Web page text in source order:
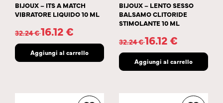
BIJOUX – ITS A MATCH
VIBRATORE LIQUIDO 10 ML
32.24€16.12€
Aggiungi al carrello
BIJOUX – LENTO SESSO
BALSAMO CLITORIDE
STIMOLANTE 10 ML
32.24€16.12€
Aggiungi al carrello